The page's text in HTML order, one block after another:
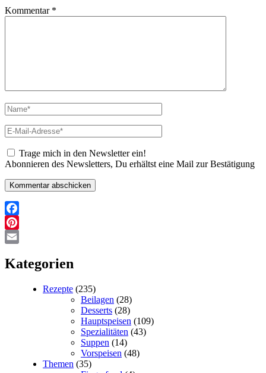
Kommentar *
Name*
E-
Mail-
Adresse*
Trage mich in den Newsletter ein!
Abonnieren des Newsletters, Du erhältst eine Mail zur Bestätigung
Facebook
Pinterest
Kategorien
Rezepte (235)
Beilagen (28)
Desserts (28)
Hauptspeisen (109)
Spezialitäten (43)
Suppen (14)
Vorspeisen (48)
Themen (35)